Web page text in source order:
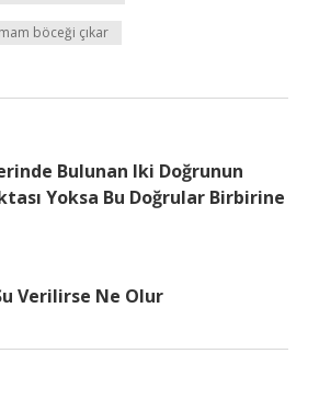
böceği çıkar
Bulunan Iki Doğrunun
Yoksa Bu Doğrular Birbirine
Verilirse Ne Olur